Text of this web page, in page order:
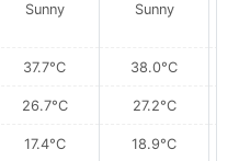
Sunny
37.7°C
26.7°C
17.4°C
Sunny
38.0°C
27.2°C
18.9°C